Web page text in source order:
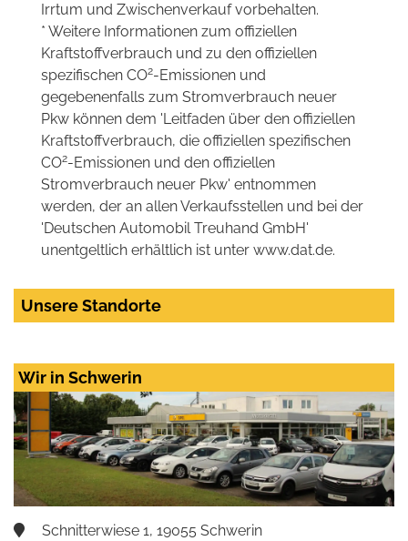
Irrtum und Zwischenverkauf vorbehalten.
* Weitere Informationen zum offiziellen
Kraftstoffverbrauch und zu den offiziellen
spezifischen CO2-Emissionen und
gegebenenfalls zum Stromverbrauch neuer
Pkw können dem 'Leitfaden über den offiziellen
Kraftstoffverbrauch, die offiziellen spezifischen
CO2-Emissionen und den offiziellen
Stromverbrauch neuer Pkw' entnommen
werden, der an allen Verkaufsstellen und bei der
'Deutschen Automobil Treuhand GmbH'
unentgeltlich erhältlich ist unter www.dat.de.
Unsere Standorte
Wir in Schwerin
Schnitterwiese 1, 19055 Schwerin